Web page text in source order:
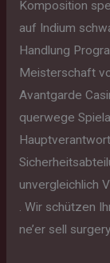
Komposition
auf Indium
Handlung
Meisterschaft
Avantgarde
querwege
unvergleichlich
. Wir schützen
ne’er sell